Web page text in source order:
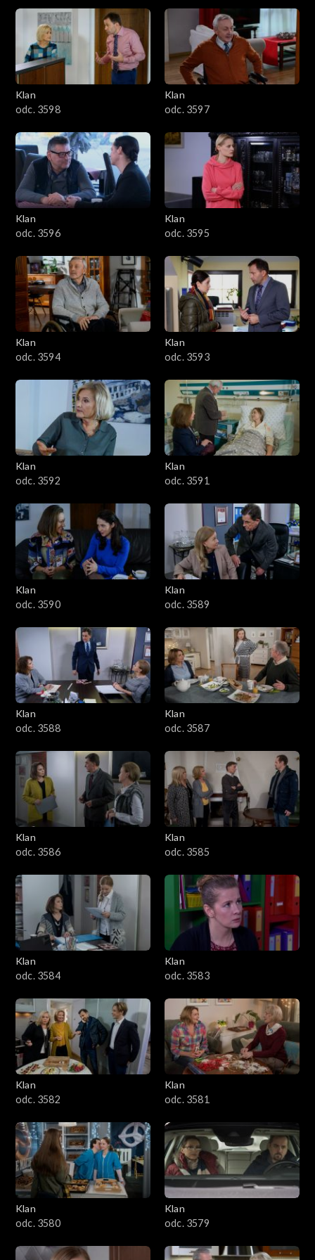
4301–4400
4201–4300
4101–4200
3901–4000
3801–3900
3701–3800
3601–3700
3501–3600
3401–3500
3201–3300
3101–3200
3001–3100
2901–3000
2801–2900
2701–2800
2501–2600
2401–2500
2301–2400
2201–2300
2101–2200
2001–2100
1901–2000
1801–1900
1701–1800
1601–1700
1501–1600
1401–1500
1301–1400
1201–1300
1101–1200
1001–1100
901–1000
801–900
Klan
odc. 3598
Klan
odc. 3597
Klan
odc. 3596
Klan
odc. 3595
Klan
odc. 3594
Klan
odc. 3593
Klan
odc. 3592
Klan
odc. 3591
Klan
odc. 3590
Klan
odc. 3589
Klan
odc. 3588
Klan
odc. 3587
Klan
odc. 3586
Klan
odc. 3585
Klan
odc. 3584
Klan
odc. 3583
Klan
odc. 3582
Klan
odc. 3581
Klan
odc. 3580
Klan
odc. 3579